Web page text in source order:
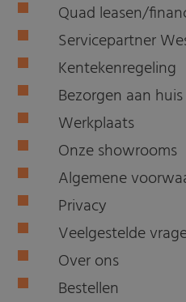
Quad leasen/
Servicepartner
Kentekenregeling
Bezorgen aan huis
Werkplaats
Onze showrooms
Algemene
Privacy
Veelgestelde
Over ons
Bestellen